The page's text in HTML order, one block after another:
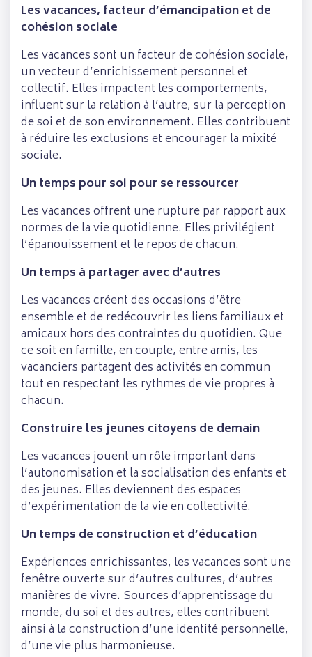
Les vacances, facteur d’émancipation et de
cohésion sociale
Les vacances sont un facteur de cohésion sociale,
un vecteur d’enrichissement personnel et
collectif. Elles impactent les comportements,
influent sur la relation à l’autre, sur la perception
de soi et de son environnement. Elles contribuent
à réduire les exclusions et encourager la mixité
sociale.
Un temps pour soi pour se ressourcer
Les vacances offrent une rupture par rapport aux
normes de la vie quotidienne. Elles privilégient
l’épanouissement et le repos de chacun.
Un temps à partager avec d’autres
Les vacances créent des occasions d’être
ensemble et de redécouvrir les liens familiaux et
amicaux hors des contraintes du quotidien. Que
ce soit en famille, en couple, entre amis, les
vacanciers partagent des activités en commun
tout en respectant les rythmes de vie propres à
chacun.
Construire les jeunes citoyens de demain
Les vacances jouent un rôle important dans
l’autonomisation et la socialisation des enfants et
des jeunes. Elles deviennent des espaces
d’expérimentation de la vie en collectivité.
Un temps de construction et d’éducation
Expériences enrichissantes, les vacances sont une
fenêtre ouverte sur d’autres cultures, d’autres
manières de vivre. Sources d’apprentissage du
monde, du soi et des autres, elles contribuent
ainsi à la construction d’une identité personnelle,
d’une vie plus harmonieuse.